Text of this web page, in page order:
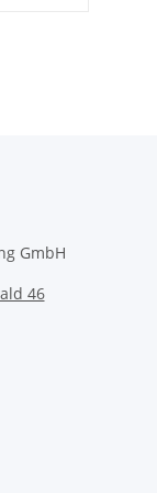
GmbH
46